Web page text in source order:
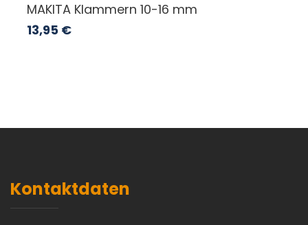
MAKITA Klammern 10-16 mm
13,95 €
Kontaktdaten